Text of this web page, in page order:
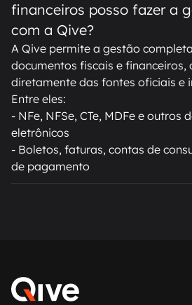
financeiros posso fazer a
com a Qive?
A Qive permite a gestão
documentos fiscais e financeiros,
diretamente das fontes oficiais e
Entre eles:
- NFe, NFSe, CTe, MDFe e outros
eletrônicos
- Boletos, faturas, contas de
de pagamento